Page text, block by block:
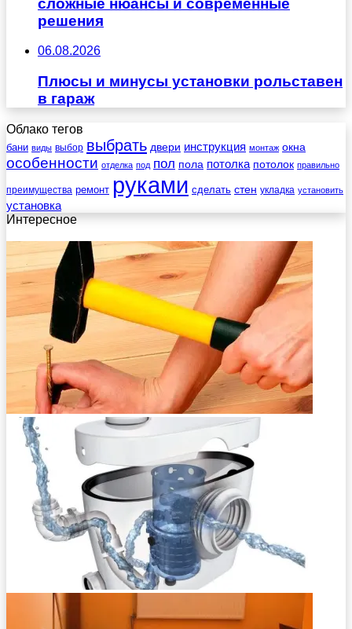
сложные нюансы и современные
решения
06.08.2026
Плюсы и минусы установки рольставен
в гараж
Облако тегов
бани виды выбор выбрать двери инструкция монтаж окна
особенности отделка под пол пола потолка потолок правильно
преимущества ремонт руками сделать стен укладка установить
установка
Интересное